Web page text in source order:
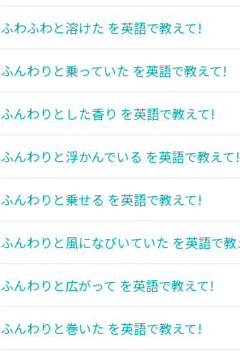
ふわふわと溶けた を英語で教えて!
ふんわりと乗っていた を英語で教えて!
ふんわりとした香り を英語で教えて!
ふんわりと浮かんでいる を英語で教えて!
ふんわりと乗せる を英語で教えて!
ふんわりと風になびいていた を英語で
ふんわりと広がって を英語で教えて!
ふんわりと巻いた を英語で教えて!